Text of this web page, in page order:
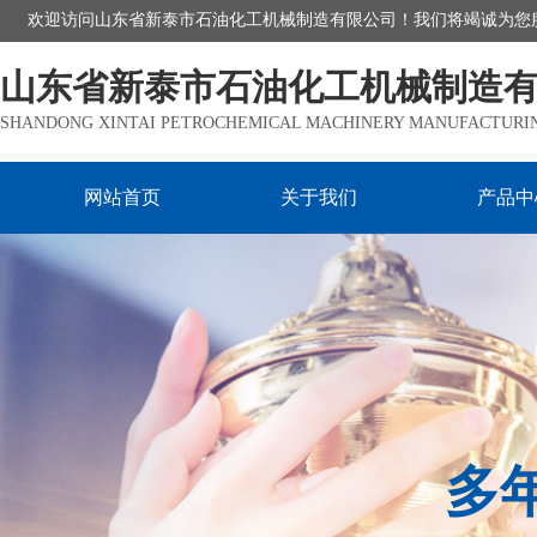
欢迎访问山东省新泰市石油化工机械制造有限公司！我们将竭诚为您
山东省新泰市石油化工机械制造
SHANDONG XINTAI PETROCHEMICAL MACHINERY
网站首页 关于我们 产品
多